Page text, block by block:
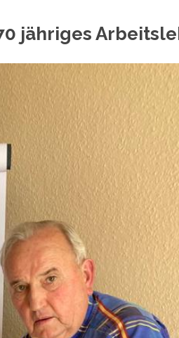
jähriges